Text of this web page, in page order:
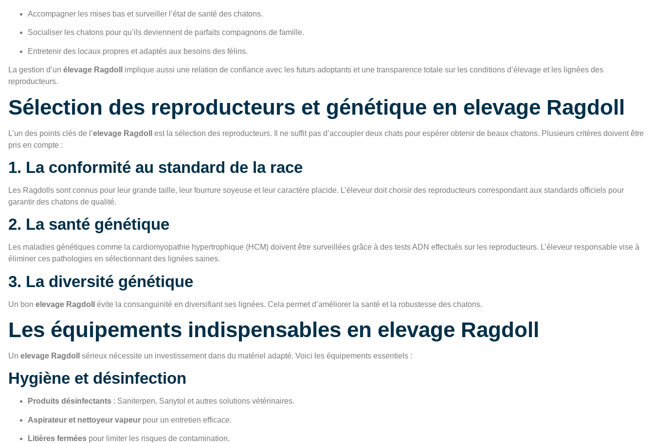
Accompagner les mises bas et surveiller l’état de santé des chatons.
Socialiser les chatons pour qu’ils deviennent de parfaits compagnons de famille.
Entretenir des locaux propres et adaptés aux besoins des félins.
La gestion d’un élevage Ragdoll
implique aussi une relation de confiance avec les futurs adoptants et une transparence totale sur les conditions d’élevage et les lignées des
reproducteurs.
Sélection des reproducteurs et génétique en elevage Ragdoll
L’un des points clés de l’elevage Ragdoll
est la sélection des reproducteurs. Il ne suffit pas d’accoupler deux chats pour espérer obtenir de beaux chatons. Plusieurs critères doivent être
pris en compte :
1. La conformité au standard de la race
Les Ragdolls sont connus pour leur grande taille, leur fourrure soyeuse et leur caractère placide. L’éleveur doit choisir des reproducteurs correspondant aux standards officiels pour
garantir des chatons de qualité.
2. La santé génétique
Les maladies génétiques comme la cardiomyopathie hypertrophique (HCM) doivent être surveillées grâce à des tests ADN effectués sur les reproducteurs. L’éleveur responsable vise à
éliminer ces pathologies en sélectionnant des lignées saines.
3. La diversité génétique
Un bon elevage Ragdoll évite la consanguinité en diversifiant ses lignées. Cela permet d’améliorer la santé et la robustesse des chatons.
Les équipements indispensables en elevage Ragdoll
Un elevage Ragdoll sérieux nécessite un investissement dans du matériel adapté. Voici les équipements essentiels :
Hygiène et désinfection
Produits désinfectants : Saniterpen, Sanytol et autres solutions vétérinaires.
Aspirateur et nettoyeur vapeur pour un entretien efficace.
Litières fermées pour limiter les risques de contamination.